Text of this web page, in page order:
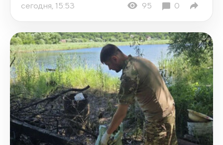
сегодня, 15:53 95 0